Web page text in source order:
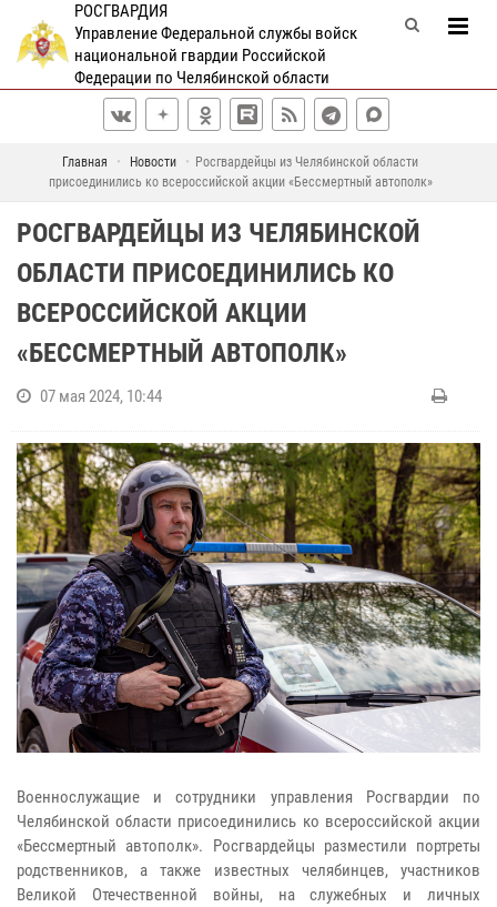
РОСГВАРДИЯ
Управление Федеральной службы войск
национальной гвардии Российской
Федерации по Челябинской области
Главная Новости
Росгвардейцы из Челябинской области
присоединились ко всероссийской акции «Бессмертный автополк»
РОСГВАРДЕЙЦЫ ИЗ ЧЕЛЯБИНСКОЙ
ОБЛАСТИ ПРИСОЕДИНИЛИСЬ КО
ВСЕРОССИЙСКОЙ АКЦИИ
«БЕССМЕРТНЫЙ АВТОПОЛК»
07 мая 2024, 10:44
Военнослужащие и сотрудники управления Росгвардии по
Челябинской области присоединились ко всероссийской акции
«Бессмертный автополк». Росгвардейцы разместили портреты
родственников, а также известных челябинцев, участников
Великой Отечественной войны, на служебных и личных